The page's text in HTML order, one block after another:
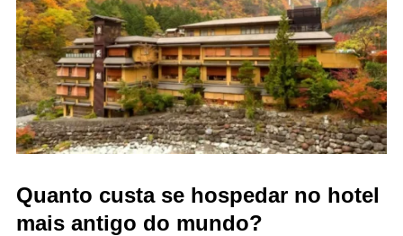
Quanto custa se hospedar no hotel
mais antigo do mundo?